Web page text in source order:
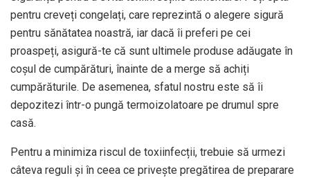
pentru creveți congelați, care reprezintă o alegere sigură
pentru sănătatea noastră, iar dacă îi preferi pe cei
proaspeți, asigură-te că sunt ultimele produse adăugate în
coșul de cumpărături, înainte de a merge să achiți
cumpărăturile. De asemenea, sfatul nostru este să îi
depozitezi într-o pungă termoizolatoare pe drumul spre
casă.
Pentru a minimiza riscul de toxiinfecții, trebuie să urmezi
câteva reguli și în ceea ce privește pregătirea de preparare